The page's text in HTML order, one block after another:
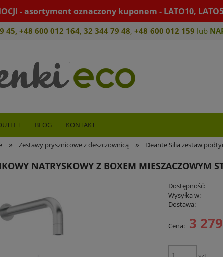
- asortyment oznaczony kuponem - LATO10,
45, +48 600 012 164, 32 344 79 48, +48 600 012 159 lub
BLOG KONTAKT
» Zestawy prysznicowe z deszczownicą » Deante Silia zestaw
NATRYSKOWY Z BOXEM MIESZACZOWYM
Dostępność:
Wysyłka w:
Dostawa:
Cena nie zawiera
Cena: 3